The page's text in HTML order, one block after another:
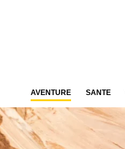
AVENTURE SANTÉ